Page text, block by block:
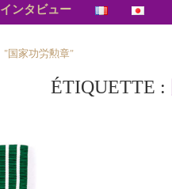
インタビュー
"国家功労勲章"
ÉTIQUETTE :